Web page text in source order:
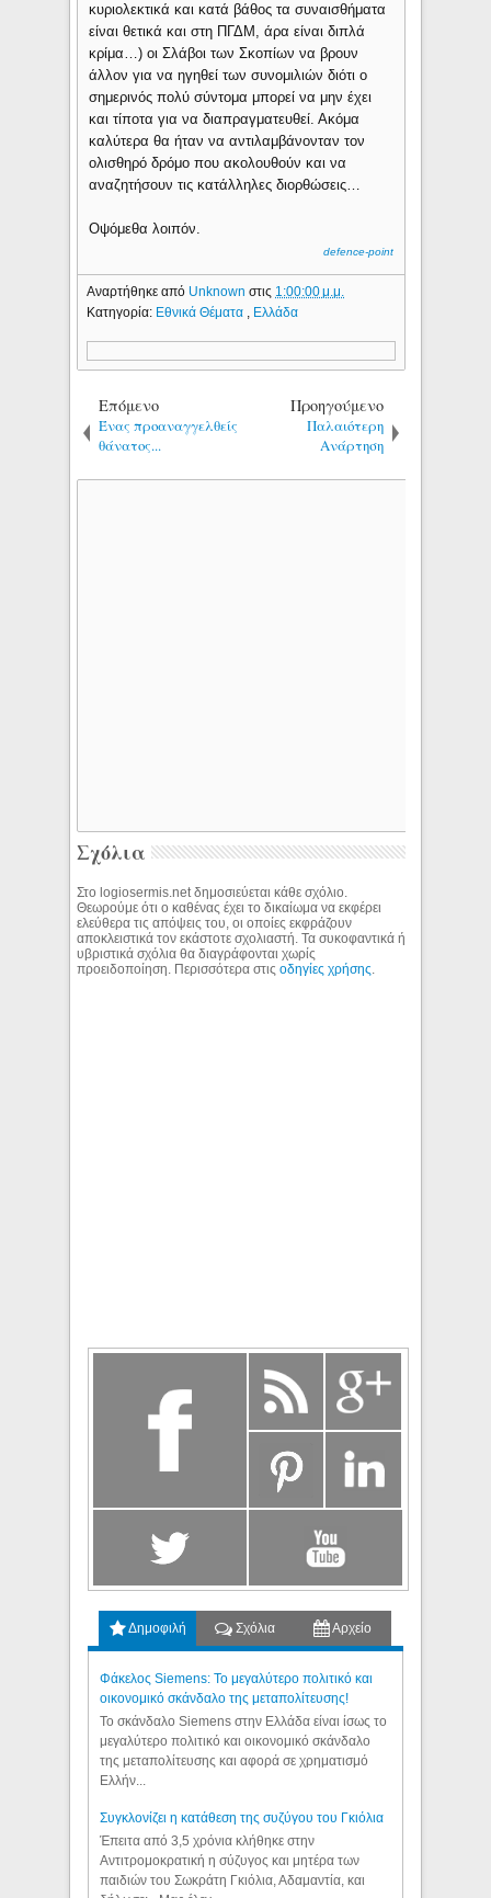
κυριολεκτικά και κατά βάθος τα συναισθήματα
είναι θετικά και στη ΠΓΔΜ, άρα είναι διπλά
κρίμα…) οι Σλάβοι των Σκοπίων να βρουν
άλλον για να ηγηθεί των συνομιλιών διότι ο
σημερινός πολύ σύντομα μπορεί να μην έχει
και τίποτα για να διαπραγματευθεί. Ακόμα
καλύτερα θα ήταν να αντιλαμβάνονταν τον
ολισθηρό δρόμο που ακολουθούν και να
αναζητήσουν τις κατάλληλες διορθώσεις…
Οψόμεθα λοιπόν.
defence-point
Αναρτήθηκε από Unknownστις 1:00:00 μ.μ.
Κατηγορία: Εθνικά Θέματα Ελλάδα
Επόμενο
Ένας προαναγγελθείς
θάνατος...
Προηγούμενο
Παλαιότερη
Ανάρτηση
Σχόλια
Στο logiosermis.net δημοσιεύεται κάθε σχόλιο.
Θεωρούμε ότι ο καθένας έχει το δικαίωμα να εκφέρει
ελεύθερα τις απόψεις του, οι οποίες εκφράζουν
αποκλειστικά τον εκάστοτε σχολιαστή. Τα συκοφαντικά ή
υβριστικά σχόλια θα διαγράφονται χωρίς
προειδοποίηση. Περισσότερα στιςοδηγίες χρήσης
Δημοφιλή Σχόλια Αρχείο
Φάκελος Siemens: Το μεγαλύτερο πολιτικό και
οικονομικό σκάνδαλο της μεταπολίτευσης!
Το σκάνδαλο Siemens στην Ελλάδα είναι ίσως το
μεγαλύτερο πολιτικό και οικονομικό σκάνδαλο
της μεταπολίτευσης και αφορά σε χρηματισμό
Ελλήν...
Συγκλονίζει η κατάθεση της συζύγου του Γκιόλια
Έπειτα από 3,5 χρόνια κλήθηκε στην
Αντιτρομοκρατική η σύζυγος και μητέρα των
παιδιών του Σωκράτη Γκιόλια, Αδαμαντία, και